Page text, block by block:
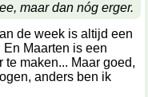
maar dan nóg erger.
de week is altijd een
Maarten is een
te maken... Maar goed,
anders ben ik